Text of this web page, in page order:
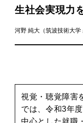
生社会実現力
河野 純大（筑波技術大学
視覚・聴覚障害
では、令和3年
中心とした就職